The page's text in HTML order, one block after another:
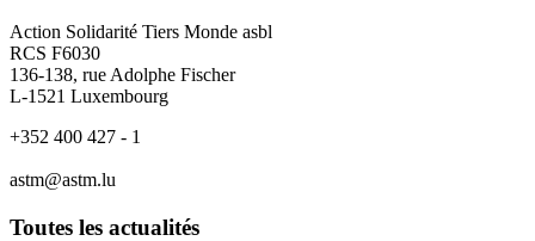
Action Solidarité Tiers Monde asbl
RCS F6030
136-138, rue Adolphe Fischer
L-1521 Luxembourg
+352 400 427 - 1
astm@astm.lu
Toutes les actualités